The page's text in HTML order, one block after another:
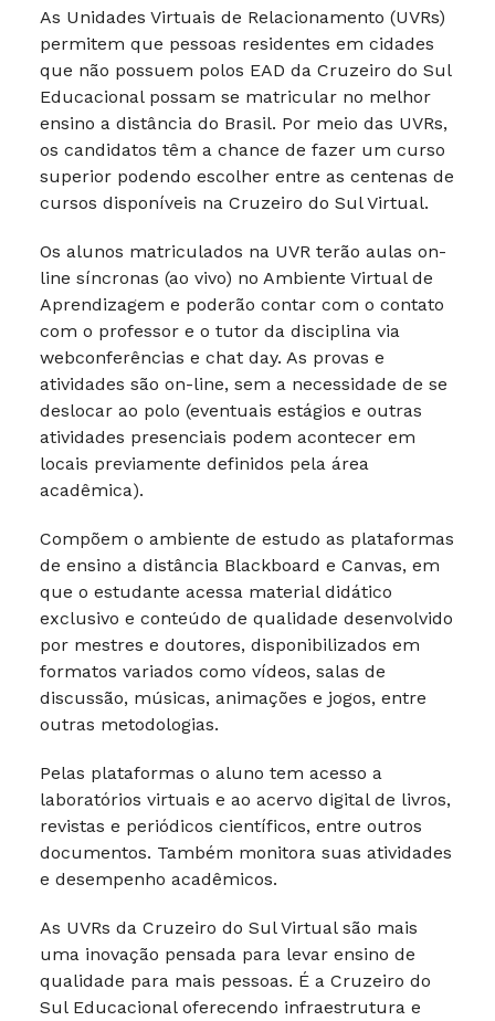
As Unidades Virtuais de Relacionamento (UVRs)
permitem que pessoas residentes em cidades
que não possuem polos EAD da Cruzeiro do Sul
Educacional possam se matricular no melhor
ensino a distância do Brasil. Por meio das UVRs,
os candidatos têm a chance de fazer um curso
superior podendo escolher entre as centenas de
cursos disponíveis na Cruzeiro do Sul Virtual.
Os alunos matriculados na UVR terão aulas on-
line síncronas (ao vivo) no Ambiente Virtual de
Aprendizagem e poderão contar com o contato
com o professor e o tutor da disciplina via
webconferências e chat day. As provas e
atividades são on-line, sem a necessidade de se
deslocar ao polo (eventuais estágios e outras
atividades presenciais podem acontecer em
locais previamente definidos pela área
acadêmica).
Compõem o ambiente de estudo as plataformas
de ensino a distância Blackboard e Canvas, em
que o estudante acessa material didático
exclusivo e conteúdo de qualidade desenvolvido
por mestres e doutores, disponibilizados em
formatos variados como vídeos, salas de
discussão, músicas, animações e jogos, entre
outras metodologias.
Pelas plataformas o aluno tem acesso a
laboratórios virtuais e ao acervo digital de livros,
revistas e periódicos científicos, entre outros
documentos. Também monitora suas atividades
e desempenho acadêmicos.
As UVRs da Cruzeiro do Sul Virtual são mais
uma inovação pensada para levar ensino de
qualidade para mais pessoas. É a Cruzeiro do
Sul Educacional oferecendo infraestrutura e